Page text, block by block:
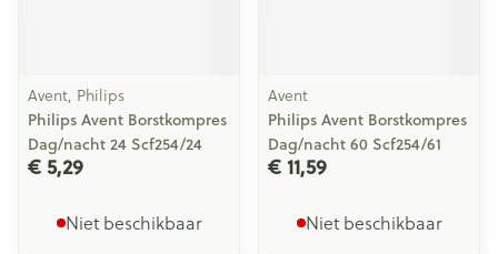
Avent, Philips
Philips Avent Borstkompres
Dag/nacht 24 Scf254/24
€ 5,29
Niet beschikbaar
Avent
Philips Avent Borstkompres
Dag/nacht 60 Scf254/61
€ 11,59
Niet beschikbaar